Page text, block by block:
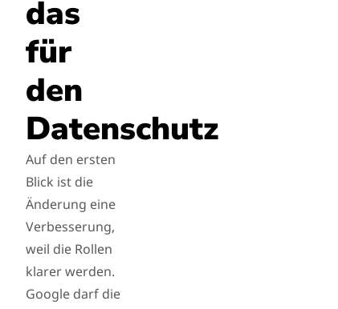
das
für
den
Datenschutz
Auf den ersten
Blick ist die
Änderung eine
Verbesserung,
weil die Rollen
klarer werden.
Google darf die